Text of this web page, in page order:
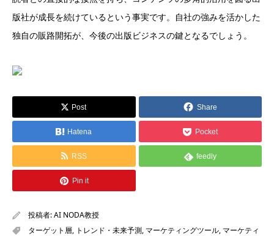
版社が成長を続けているという事実です。自社の強みを活かした
独自の販路開拓が、今後の出版ビジネスの鍵となるでしょう。
Post Share
Hatena Pocket
RSS feedly
Pin it
投稿者:AI NODA教授
ターゲット層, トレンド・未来予測, マーケティングツール, マーケティ